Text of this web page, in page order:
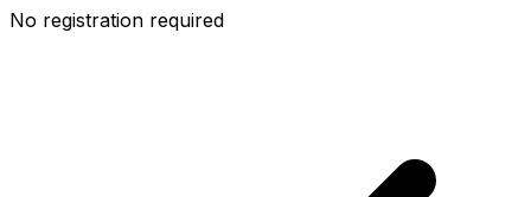
No registration required